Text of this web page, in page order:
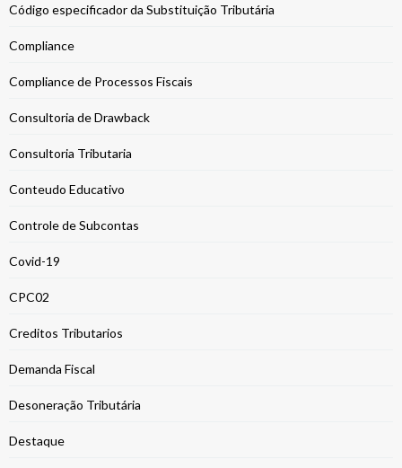
Código especificador da Substituição Tributária
Compliance
Compliance de Processos Fiscais
Consultoria de Drawback
Consultoria Tributaria
Conteudo Educativo
Controle de Subcontas
Covid-19
CPC02
Creditos Tributarios
Demanda Fiscal
Desoneração Tributária
Destaque